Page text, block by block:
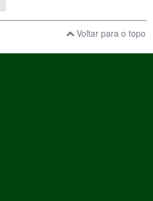
Voltar para o topo